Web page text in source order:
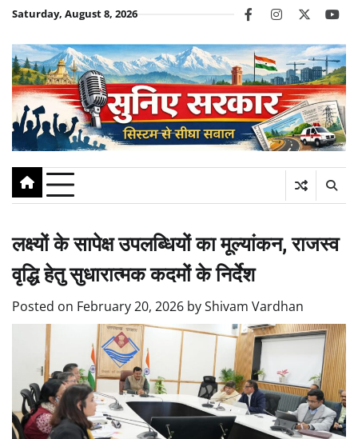
Skip
content
Saturday, August 8, 2026 facebookinstagram
twitter
लक्ष्यों के सापेक्ष उपलब्धियों का मूल्यांकन, राजस्व
वृद्धि हेतु सुधारात्मक कदमों के निर्देश
Posted on February 20, 2026 byShivam Vardhan